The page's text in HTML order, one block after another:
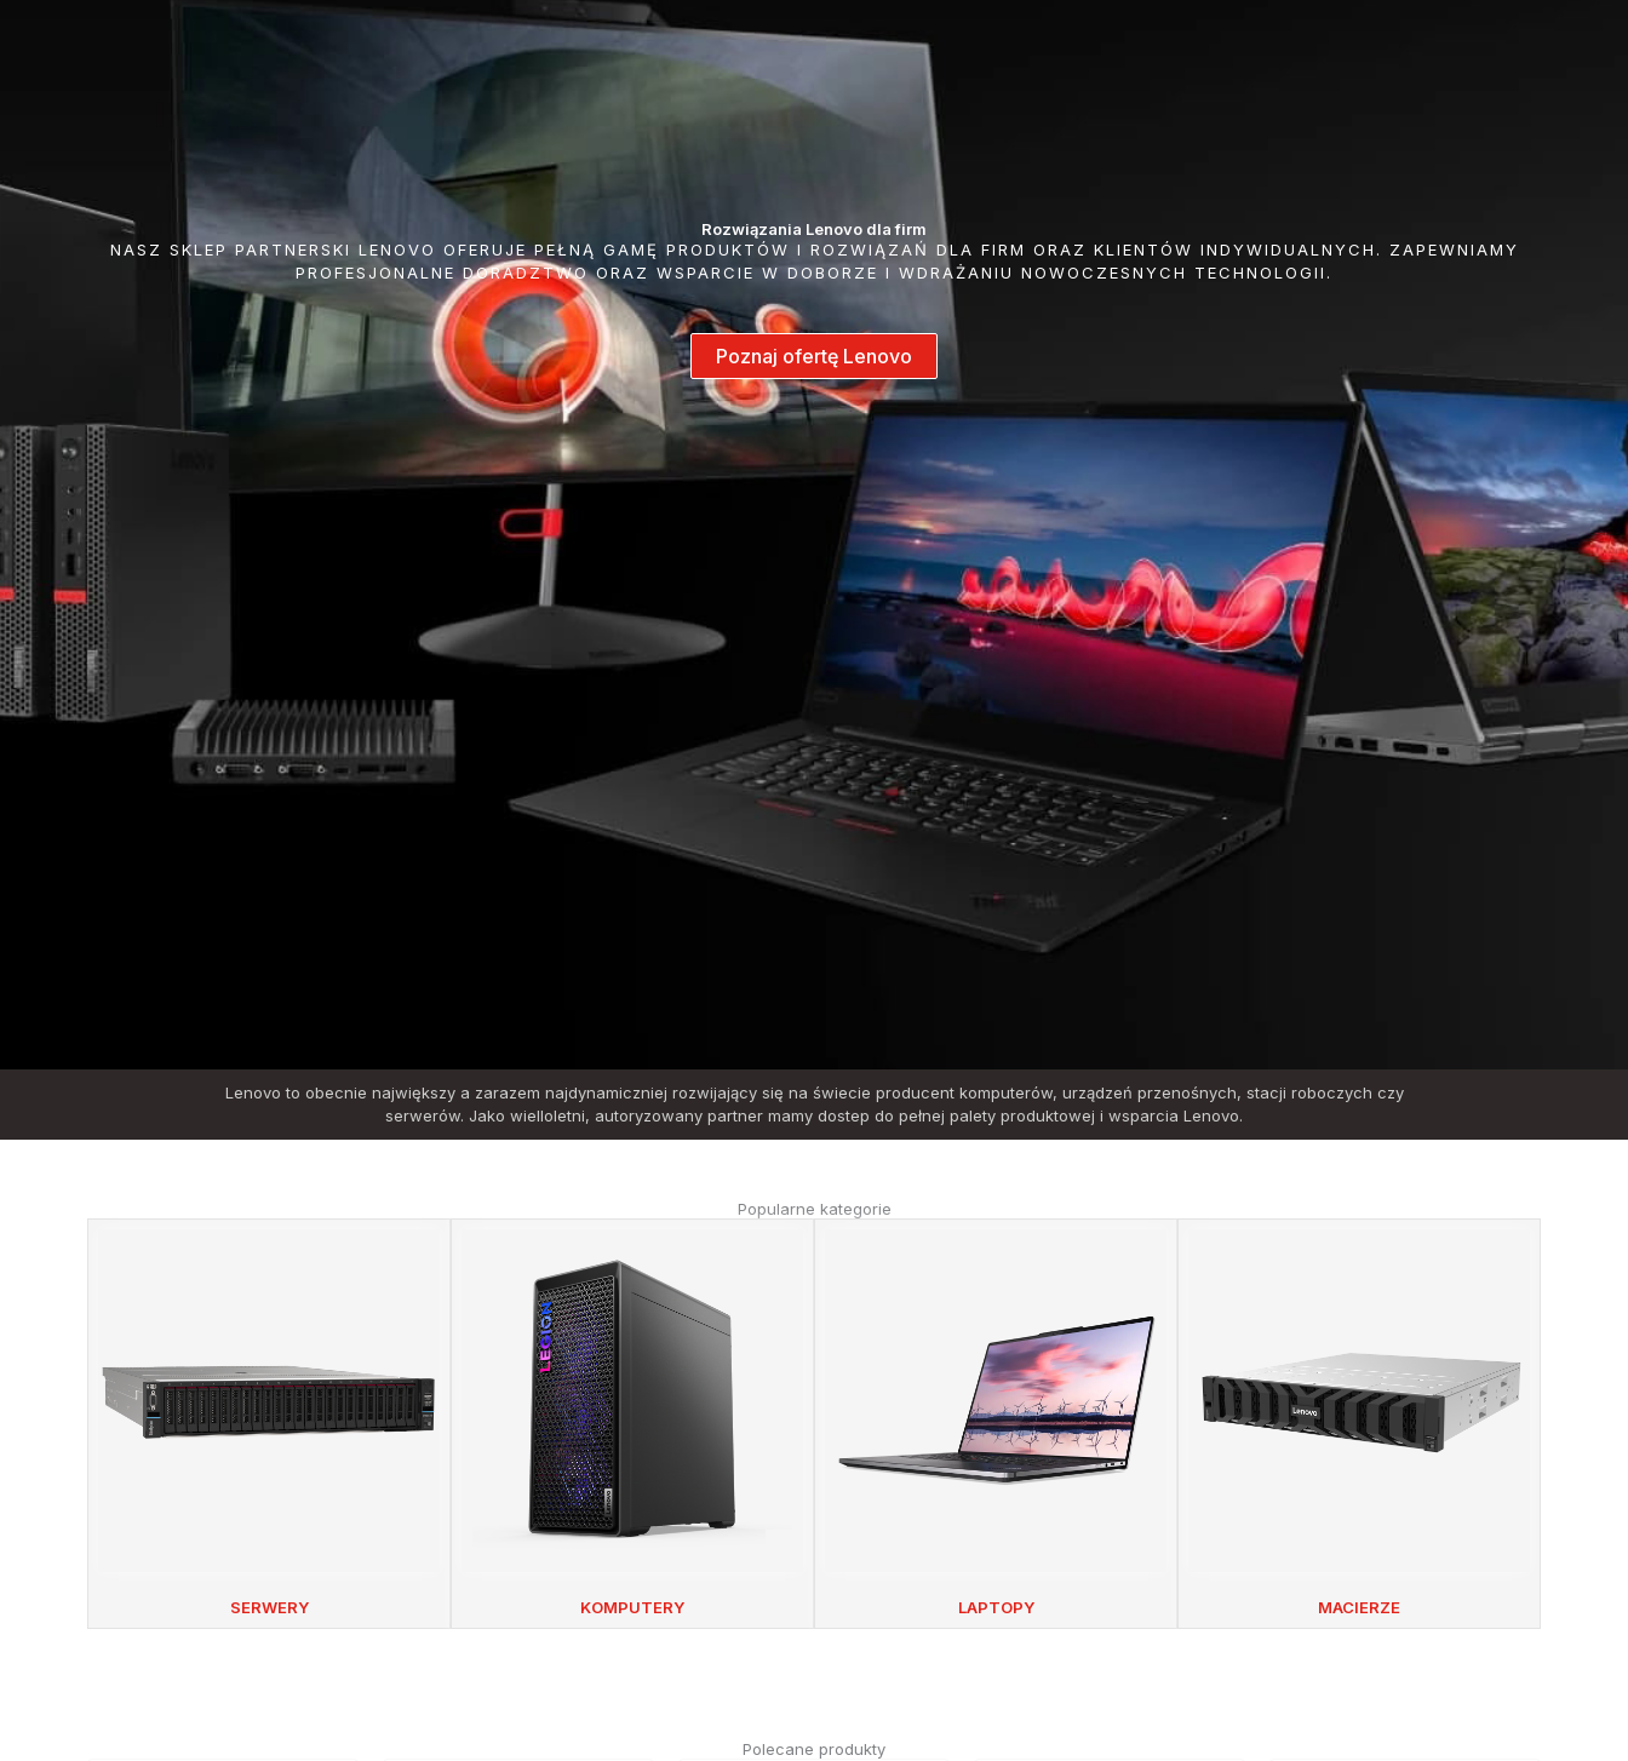
Rozwiązania Lenovo dla firm
NASZ SKLEP PARTNERSKI LENOVO OFERUJE PEŁNĄ GAMĘ PRODUKTÓW I ROZWIĄZAŃ DLA FIRM ORAZ KLIENTÓW INDYWIDUALNYCH. ZAPEWNIAMY
PROFESJONALNE DORADZTWO ORAZ WSPARCIE W DOBORZE I WDRAŻANIU NOWOCZESNYCH TECHNOLOGII.
Poznaj ofertę Lenovo
Lenovo to obecnie największy a zarazem najdynamiczniej rozwijający się na świecie producent komputerów, urządzeń przenośnych, stacji roboczych czy
serwerów. Jako wielloletni, autoryzowany partner mamy dostep do pełnej palety produktowej i wsparcia Lenovo.
Popularne kategorie
SERWERY KOMPUTERY LAPTOPY MACIERZE
Polecane produkty